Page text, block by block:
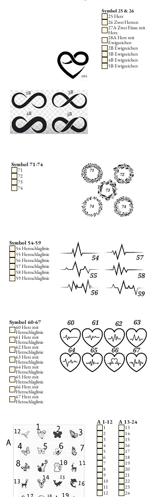
Symbol 25 & 26
25 Herz
26 Zwei Herzen
27A Zwei Füsse mit
Herz
28A Herz mit
Ewigzeichen
2B Ewigzeichen
3B Ewigzeichen
4B Ewigzeichen
5B Ewigzeichen
Symbol 71-74
71
72
73
74
Symbol 54-59
54 Herzschlaglinie
55 Herzschlaglinie
56 Herzschlaglinie
57 Herzschlaglinie
58 Herzschlaglinie
59 Herzschlaglinie
Symbol 60-67
60 Herz mit
Herzschlaglinie
61 Herz mit
Herzschlaglinie
62 Herz mit
Herzschlaglinie
63 Herz mit
Herzschlaglinie
64 Herz mit
Herzschlaglinie
65 Herz mit
Herzschlaglinie
66 Herz mit
Herzschlaglinie
67 Herz mit
Herzschlaglinie
A 1-12
1
2
3
4
5
6
7
8
9
10
11
12
A 13-24
13
14
15
16
17
18
19
20
21
22
23
24